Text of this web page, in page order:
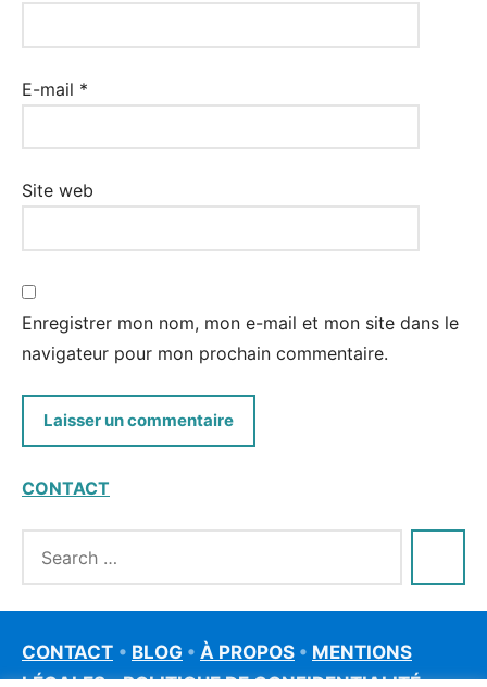
E-mail *
Site web
Enregistrer mon nom, mon e-mail et mon site dans le
navigateur pour mon prochain commentaire.
CONTACT
CONTACT • BLOG • À PROPOS • MENTIONS